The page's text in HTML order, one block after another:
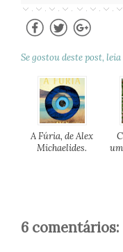
Se gostou deste post,
A Fúria, de Alex
Michaelides.
6 comentários: